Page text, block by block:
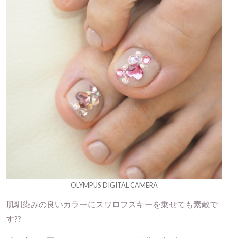
OLYMPUS DIGITAL CAMERA
肌馴染みの良いカラーにスワロフスキーを乗せても素敵で
す??